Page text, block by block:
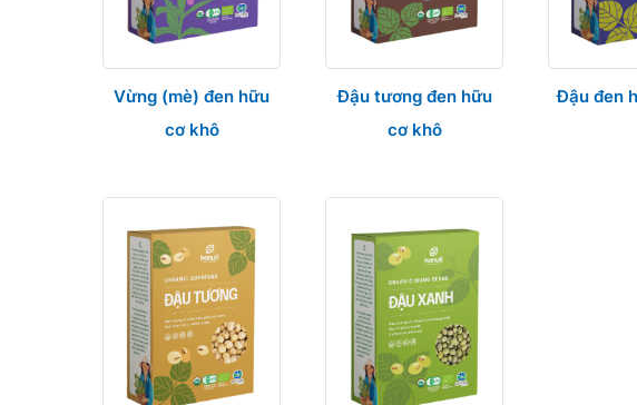
Vừng (mè) đen hữu
cơ khô
Đậu tương đen hữu
cơ khô
Đậu đen